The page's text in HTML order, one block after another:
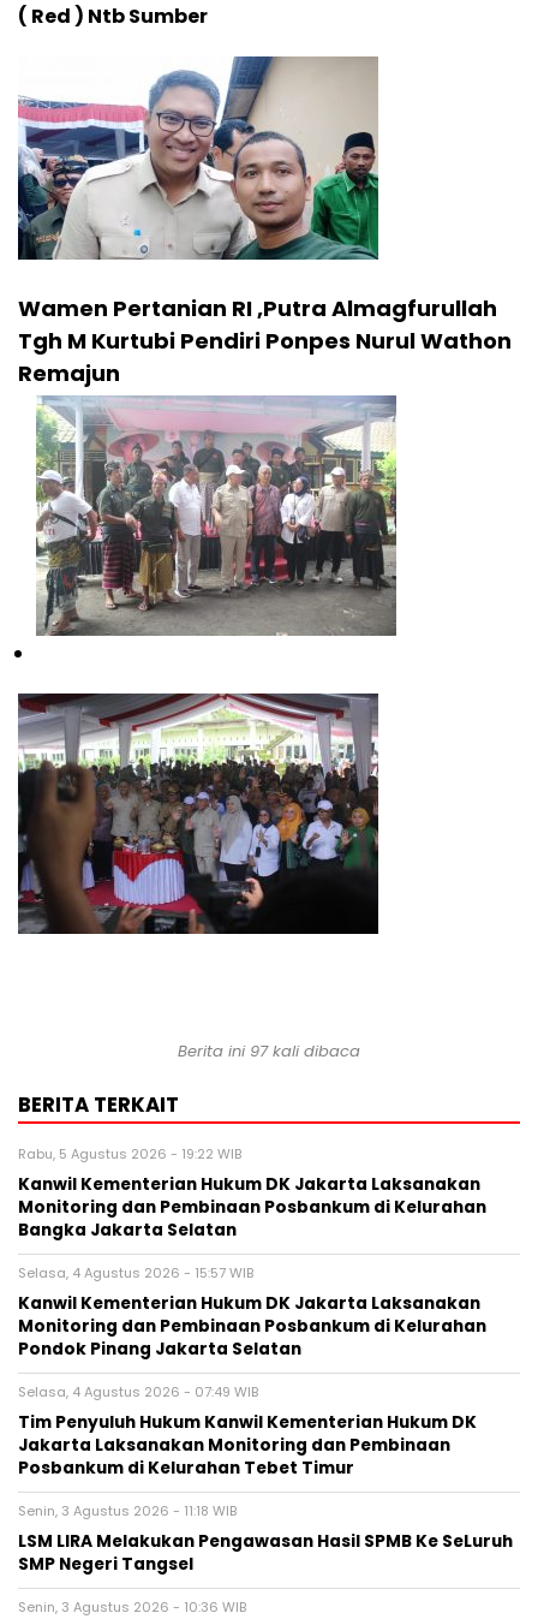
( Red ) Ntb Sumber
Wamen Pertanian RI ,Putra Almagfurullah
Tgh M Kurtubi Pendiri Ponpes Nurul Wathon
Remajun
Berita ini 97 kali dibaca
BERITA TERKAIT
Rabu, 5 Agustus 2026 - 19:22 WIB
Kanwil Kementerian Hukum DK Jakarta Laksanakan
Monitoring dan Pembinaan Posbankum di Kelurahan
Bangka Jakarta Selatan
Selasa, 4 Agustus 2026 - 15:57 WIB
Kanwil Kementerian Hukum DK Jakarta Laksanakan
Monitoring dan Pembinaan Posbankum di Kelurahan
Pondok Pinang Jakarta Selatan
Selasa, 4 Agustus 2026 - 07:49 WIB
Tim Penyuluh Hukum Kanwil Kementerian Hukum DK
Jakarta Laksanakan Monitoring dan Pembinaan
Posbankum di Kelurahan Tebet Timur
Senin, 3 Agustus 2026 - 11:18 WIB
LSM LIRA Melakukan Pengawasan Hasil SPMB Ke SeLuruh
SMP Negeri Tangsel
Senin, 3 Agustus 2026 - 10:36 WIB